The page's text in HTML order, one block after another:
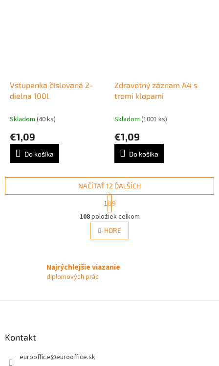
Vstupenka číslovaná 2-
dielna 100l
Skladom (40 ks)
€1,09
Do košíka
Zdravotný záznam A4 s
tromi klopami
Skladom (1001 ks)
€1,09
Do košíka
O
v
l
á
c
NAČÍTAŤ 12 ĎALŠÍCH
t
r
á
n
k
a
1 9
108položiek celkom
HORE
Najrýchlejšie viazanie
diplomových prác
Kontakt
eurooffice@eurooffice.sk